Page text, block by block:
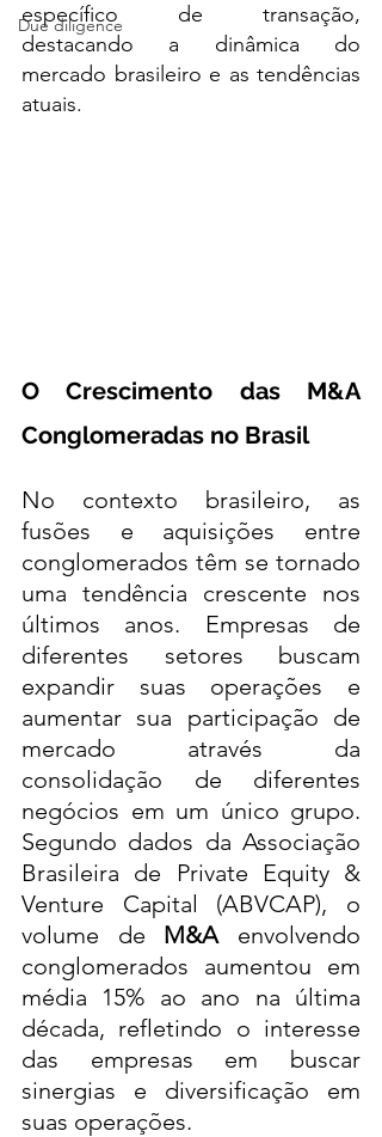
Due diligence
específico de transação,
destacando a dinâmica do
mercado brasileiro e as tendências
atuais.
O Crescimento das M&A
Conglomeradas no Brasil
No contexto brasileiro, as
fusões e aquisições entre
conglomerados têm se tornado
uma tendência crescente nos
últimos anos. Empresas de
diferentes setores buscam
expandir suas operações e
aumentar sua participação de
mercado através da
consolidação de diferentes
negócios em um único grupo.
Segundo dados da Associação
Brasileira de Private Equity &
Venture Capital (ABVCAP), o
volume de M&A envolvendo
conglomerados aumentou em
média 15% ao ano na última
década, refletindo o interesse
das empresas em buscar
sinergias e diversificação em
suas operações.